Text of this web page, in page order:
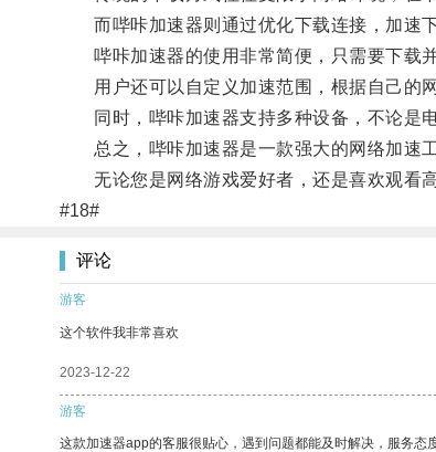
而哔咔加速器则通过优化下载连接，加速下
哔咔加速器的使用非常简便，只需要下载并
用户还可以自定义加速范围，根据自己的网
同时，哔咔加速器支持多种设备，不论是电
总之，哔咔加速器是一款强大的网络加速工
无论您是网络游戏爱好者，还是喜欢观看高
#18#
评论
游客
这个软件我非常喜欢
2023-12-22
游客
这款加速器app的客服很贴心，遇到问题都能及时解决，服务态